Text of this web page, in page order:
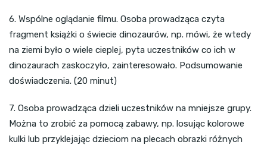
6. Wspólne oglądanie filmu. Osoba prowadząca czyta
fragment książki o świecie dinozaurów, np. mówi, że wtedy
na ziemi było o wiele cieplej, pyta uczestników co ich w
dinozaurach zaskoczyło, zainteresowało. Podsumowanie
doświadczenia. (20 minut)
7. Osoba prowadząca dzieli uczestników na mniejsze grupy.
Można to zrobić za pomocą zabawy, np. losując kolorowe
kulki lub przyklejając dzieciom na plecach obrazki różnych